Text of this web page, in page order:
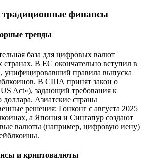
традиционные финансы
тренды
база для цифровых валют
странах. В ЕС окончательно вступил в
унифицировавший правила выпуска
В США принят закон о
Act»), задающий требования к
Азиатские страны
решения: Гонконг с августа 2025
а Япония и Сингапур создают
валюты (например, цифровую иену)
и криптовалюты